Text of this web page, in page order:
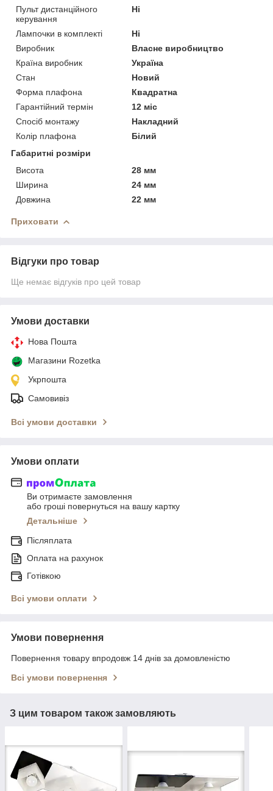
Пульт дистанційного
керування
Ні
Лампочки в комплекті
Ні
Виробник
Власне виробництво
Країна виробник
Україна
Стан
Новий
Форма плафона
Квадратна
Гарантійний термін
12 міс
Спосіб монтажу
Накладний
Колір плафона
Білий
Габаритні розміри
Висота
28 мм
Ширина
24 мм
Довжина
22 мм
Приховати
Відгуки про товар
Ще немає відгуків про цей товар
Умови доставки
Нова Пошта
Магазини Rozetka
Укрпошта
Самовивіз
Всі умови доставки
Умови оплати
Ви отримаєте замовлення
або гроші повернуться на вашу картку
Детальніше
Післяплата
Оплата на рахунок
Готівкою
Всі умови оплати
Умови повернення
Повернення товару впродовж 14 днів за домовленістю
Всі умови повернення
З цим товаром також замовляють